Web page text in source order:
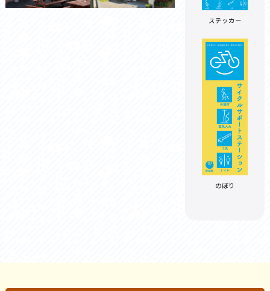
ステッカー
のぼり